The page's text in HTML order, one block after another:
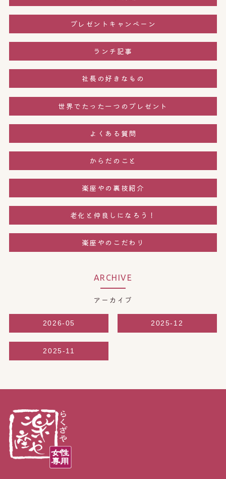
プレゼントキャンペーン
ランチ記事
社長の好きなもの
世界でたった一つのプレゼント
よくある質問
からだのこと
楽座やの裏技紹介
老化と仲良しになろう！
楽座やのこだわり
ARCHIVE
アーカイブ
2026-05 2025-12
2025-11